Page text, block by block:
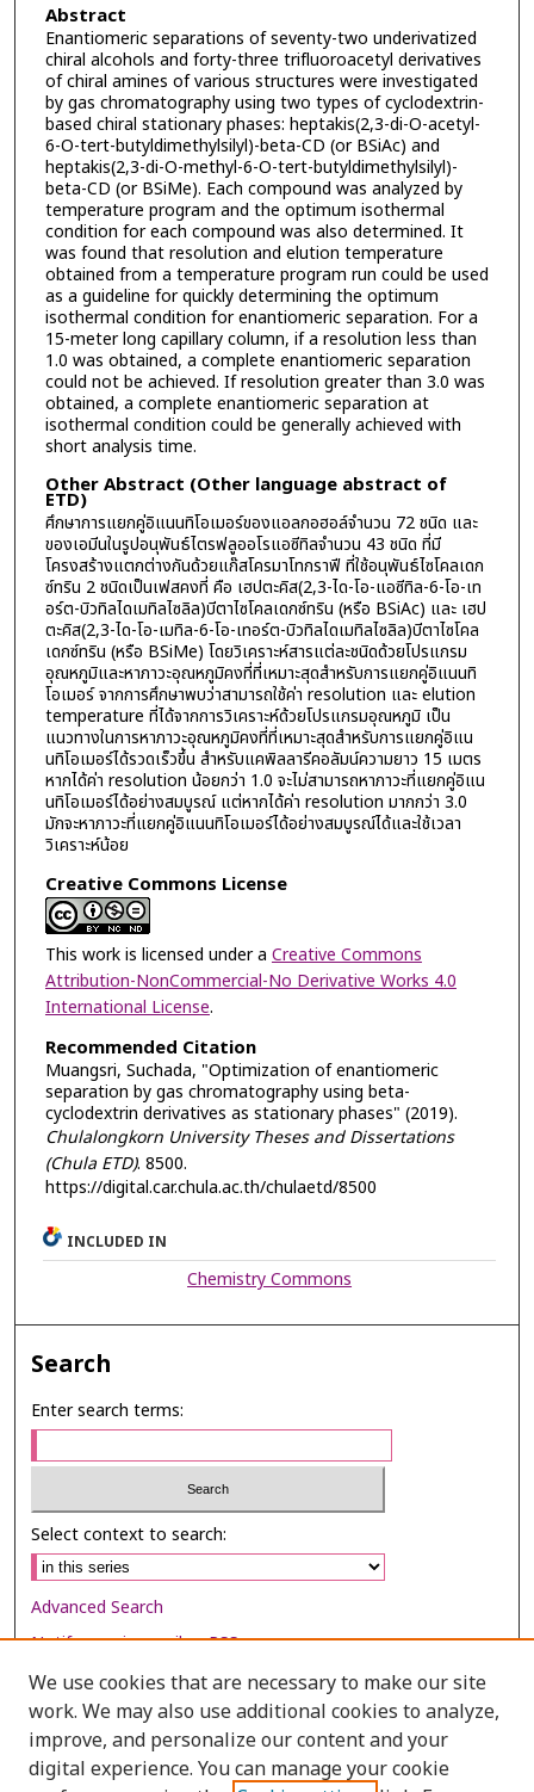
Abstract
Enantiomeric separations of seventy-two underivatized
chiral alcohols and forty-three trifluoroacetyl derivatives
of chiral amines of various structures were investigated
by gas chromatography using two types of cyclodextrin-
based chiral stationary phases: heptakis(2,3-di-O-acetyl-
6-O-tert-butyldimethylsilyl)-beta-CD (or BSiAc) and
heptakis(2,3-di-O-methyl-6-O-tert-butyldimethylsilyl)-
beta-CD (or BSiMe). Each compound was analyzed by
temperature program and the optimum isothermal
condition for each compound was also determined. It
was found that resolution and elution temperature
obtained from a temperature program run could be used
as a guideline for quickly determining the optimum
isothermal condition for enantiomeric separation. For a
15-meter long capillary column, if a resolution less than
1.0 was obtained, a complete enantiomeric separation
could not be achieved. If resolution greater than 3.0 was
obtained, a complete enantiomeric separation at
isothermal condition could be generally achieved with
short analysis time.
Other Abstract (Other language abstract of
ETD)
ศึกษาการแยกคู่อิแนนทิโอเมอร์ของแอลกอฮอล์จำนวน 72 ชนิด และ
ของเอมีนในรูปอนุพันธ์ไตรฟลูออโรแอซีทิลจำนวน 43 ชนิด ที่มี
โครงสร้างแตกต่างกันด้วยแก๊สโครมาโทกราฟี ที่ใช้อนุพันธ์ไซโคลเดก
ซ์ทริน 2 ชนิดเป็นเฟสคงที่ คือ เฮปตะคิส(2,3-ได-โอ-แอซีทิล-6-โอ-เท
อร์ต-บิวทิลไดเมทิลไซลิล)บีตาไซโคลเดกซ์ทริน (หรือ BSiAc) และ เฮป
ตะคิส(2,3-ได-โอ-เมทิล-6-โอ-เทอร์ต-บิวทิลไดเมทิลไซลิล)บีตาไซโคล
เดกซ์ทริน (หรือ BSiMe) โดยวิเคราะห์สารแต่ละชนิดด้วยโปรแกรม
อุณหภูมิและหาภาวะอุณหภูมิคงที่ที่เหมาะสุดสำหรับการแยกคู่อิแนนทิ
โอเมอร์ จากการศึกษาพบว่าสามารถใช้ค่า resolution และ elution
temperature ที่ได้จากการวิเคราะห์ด้วยโปรแกรมอุณหภูมิ เป็น
แนวทางในการหาภาวะอุณหภูมิคงที่ที่เหมาะสุดสำหรับการแยกคู่อิแน
นทิโอเมอร์ได้รวดเร็วขึ้น สำหรับแคพิลลารีคอลัมน์ความยาว 15 เมตร
หากได้ค่า resolution น้อยกว่า 1.0 จะไม่สามารถหาภาวะที่แยกคู่อิแน
นทิโอเมอร์ได้อย่างสมบูรณ์ แต่หากได้ค่า resolution มากกว่า 3.0
มักจะหาภาวะที่แยกคู่อิแนนทิโอเมอร์ได้อย่างสมบูรณ์ได้และใช้เวลา
วิเคราะห์น้อย
Creative Commons License
This work is licensed under a Creative Commons
Attribution-NonCommercial-No Derivative Works 4.0
International License.
Recommended Citation
Muangsri, Suchada, "Optimization of enantiomeric
separation by gas chromatography using beta-
cyclodextrin derivatives as stationary phases" (2019).
Chulalongkorn University Theses and Dissertations
(Chula ETD). 8500.
https://digital.car.chula.ac.th/chulaetd/8500
INCLUDED IN
Chemistry Commons
Search
Enter search terms:
Select context to search:
Advanced Search
Notify me via email orRSS
Browse
Collections
Disciplines
We use cookies that are necessary to make our site
work. We may also use additional cookies to analyze,
improve, and personalize our content and your
digital experience. You can manage your cookie